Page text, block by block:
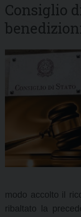
Consiglio
modo accolto il
ribaltato la